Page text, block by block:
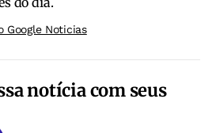
Google Noticias
notícia com seus